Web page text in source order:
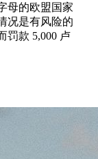
母的欧盟国家
况是有风险的
款 5,000 卢